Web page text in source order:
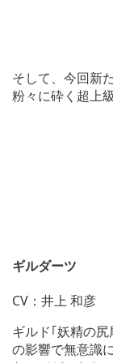
そして、今回新
粉々に砕く超上
ギルダーツ
CV：井上 和彦
ギルド｢妖精の
の影響で無意識